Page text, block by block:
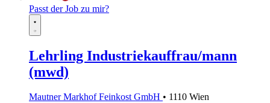
Passt der Job zu mir?
Lehrling Industriekauffrau/mann
(mwd)
Mautner Markhof Feinkost GmbH • 1110 Wien